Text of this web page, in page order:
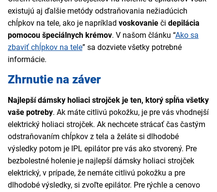
existujú aj ďalšie metódy odstraňovania nežiadúcich
chĺpkov na tele, ako je napríklad voskovanie či depilácia
pomocou špeciálnych krémov. V našom článku “Ako sa
zbaviť chĺpkov na tele” sa dozviete všetky potrebné
informácie.
Zhrnutie na záver
Najlepší dámsky holiaci strojček je ten, ktorý spĺňa všetky
vaše potreby. Ak máte citlivú pokožku, je pre vás vhodnejší
elektrický holiaci strojček. Ak nechcete strácať čas častým
odstraňovaním chĺpkov z tela a želáte si dlhodobé
výsledky potom je IPL epilátor pre vás ako stvorený. Pre
bezbolestné holenie je najlepší dámsky holiaci strojček
elektrický, v prípade, že nemáte citlivú pokožku a pre
dlhodobé výsledky, si zvoľte epilátor. Pre rýchle a cenovo